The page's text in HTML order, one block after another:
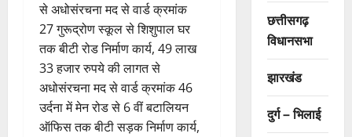
से अधोसंरचना मद से वार्ड क्रमांक
27 गुरूद्रोण स्कूल से शिशुपाल घर
तक बीटी रोड निर्माण कार्य, 49 लाख
33 हजार रुपये की लागत से
अधोसंरचना मद से वार्ड क्रमांक 46
उर्दना में मेन रोड से 6 वीं बटालियन
ऑफिस तक बीटी सड़क निर्माण कार्य,
छत्तीसगढ़
विधानसभा
झारखंड
दुर्ग – भिलाई